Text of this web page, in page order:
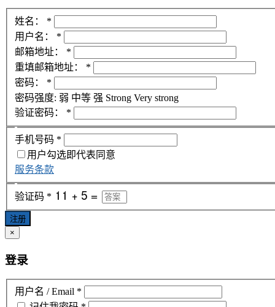
姓名：
*
用户名：
*
邮箱地址：
*
重填邮箱地址：
*
密码：
*
密码强度: 弱 中等 强 Strong Very strong
验证密码：
*
手机号码 *
用户勾选即代表同意
服务条款
验证码 *
注册
×
登录
用户名 / Email *